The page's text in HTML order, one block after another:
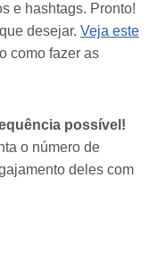
e hashtags. Pronto!
desejar. Veja este
como fazer as
possível!
o número de
deles com